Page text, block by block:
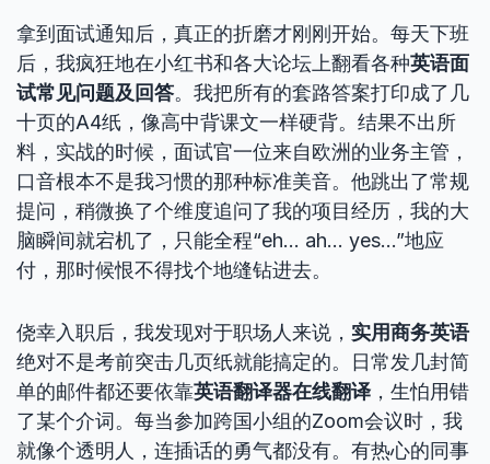
拿到面试通知后，真正的折磨才刚刚开始。每天下班
后，我疯狂地在小红书和各大论坛上翻看各种英语面
试常见问题及回答。我把所有的套路答案打印成了几
十页的A4纸，像高中背课文一样硬背。结果不出所
料，实战的时候，面试官一位来自欧洲的业务主管，
口音根本不是我习惯的那种标准美音。他跳出了常规
提问，稍微换了个维度追问了我的项目经历，我的大
脑瞬间就宕机了，只能全程“eh… ah… yes…”地应
付，那时候恨不得找个地缝钻进去。
侥幸入职后，我发现对于职场人来说， 实用商务英语
绝对不是考前突击几页纸就能搞定的。日常发几封简
单的邮件都还要依靠英语翻译器在线翻译 ，生怕用错
了某个介词。每当参加跨国小组的Zoom会议时，我
就像个透明人，连插话的勇气都没有。有热心的同事